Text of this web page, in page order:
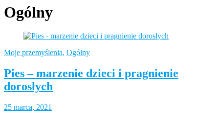
Ogólny
Moje przemyślenia, Ogólny
Pies – marzenie dzieci i pragnienie
dorosłych
25 marca, 2021